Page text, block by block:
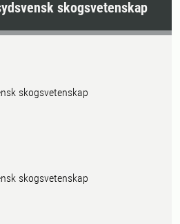
skogsvetenskap
skogsvetenskap
skogsvetenskap